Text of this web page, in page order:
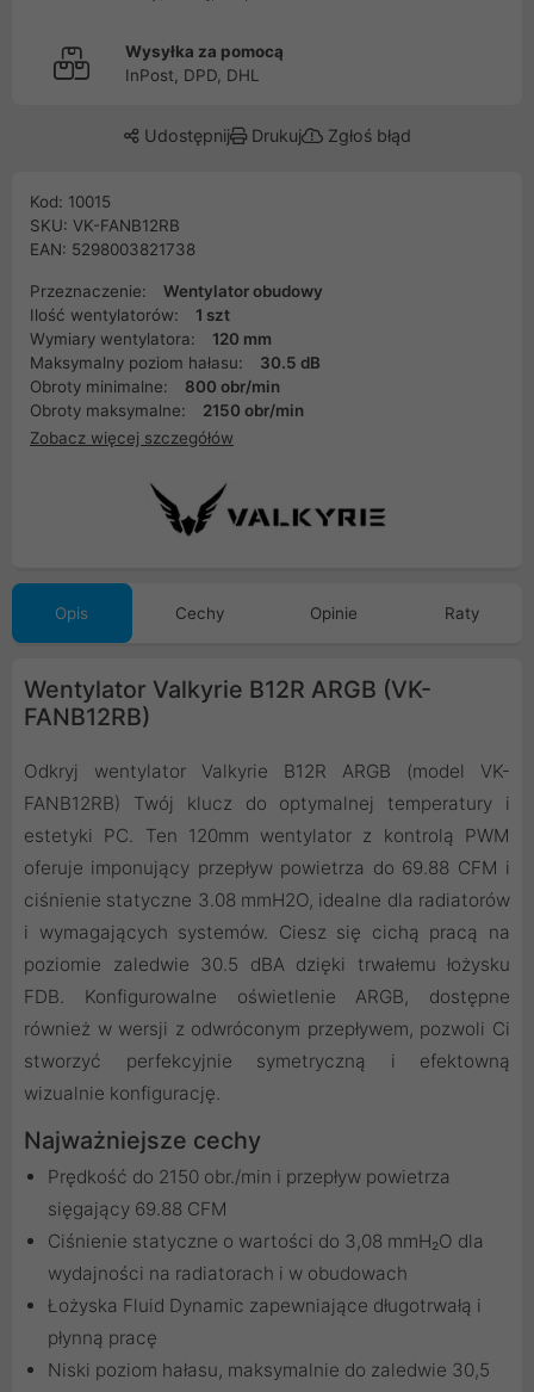
Wysyłka za pomocą
InPost, DPD, DHL
Udostępnij Drukuj Zgłoś błąd
Kod: 10015
SKU: VK-FANB12RB
EAN: 5298003821738
Przeznaczenie:
Wentylator obudowy
Ilość wentylatorów:
1 szt
Wymiary wentylatora:
120 mm
Maksymalny poziom hałasu:
30.5 dB
Obroty minimalne:
800 obr/min
Obroty maksymalne:
2150 obr/min
Zobacz więcej szczegółów
Opis Cechy Opinie Raty
Wentylator Valkyrie B12R ARGB (VK-
FANB12RB)
Odkryj wentylator Valkyrie B12R ARGB (model VK-
FANB12RB) Twój klucz do optymalnej temperatury i
estetyki PC. Ten 120mm wentylator z kontrolą PWM
oferuje imponujący przepływ powietrza do 69.88 CFM i
ciśnienie statyczne 3.08 mmH2O, idealne dla radiatorów
i wymagających systemów. Ciesz się cichą pracą na
poziomie zaledwie 30.5 dBA dzięki trwałemu łożysku
FDB. Konfigurowalne oświetlenie ARGB, dostępne
również w wersji z odwróconym przepływem, pozwoli Ci
stworzyć perfekcyjnie symetryczną i efektowną
wizualnie konfigurację.
Najważniejsze cechy
Prędkość do 2150 obr./min i przepływ powietrza
sięgający 69.88 CFM
Ciśnienie statyczne o wartości do 3,08 mmH₂O dla
wydajności na radiatorach i w obudowach
Łożyska Fluid Dynamic zapewniające długotrwałą i
płynną pracę
Niski poziom hałasu, maksymalnie do zaledwie 30,5